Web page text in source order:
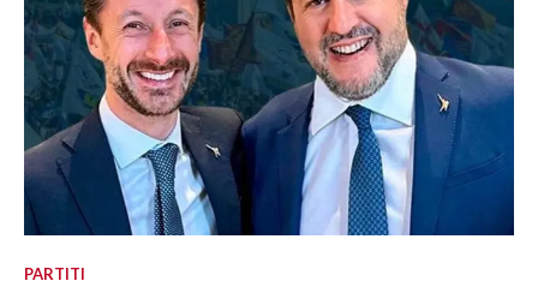
PARTITI